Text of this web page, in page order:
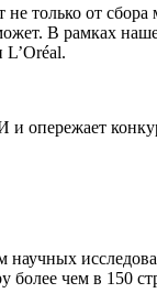
только от
В рамках
более чем в 150